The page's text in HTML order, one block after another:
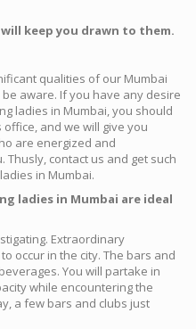
keep you drawn to them.
qualities of our Mumbai
aware. If you have any desire
ladies in Mumbai, you should
and we will give you
are energized and
contact us and get such
in Mumbai.
ladies in Mumbai are ideal
Extraordinary
occur in the city. The bars and
You will partake in
while encountering the
a few bars and clubs just